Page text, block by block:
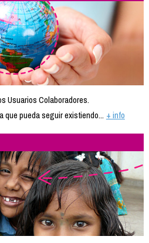
Usuarios Colaboradores.
que pueda seguir existiendo... + info